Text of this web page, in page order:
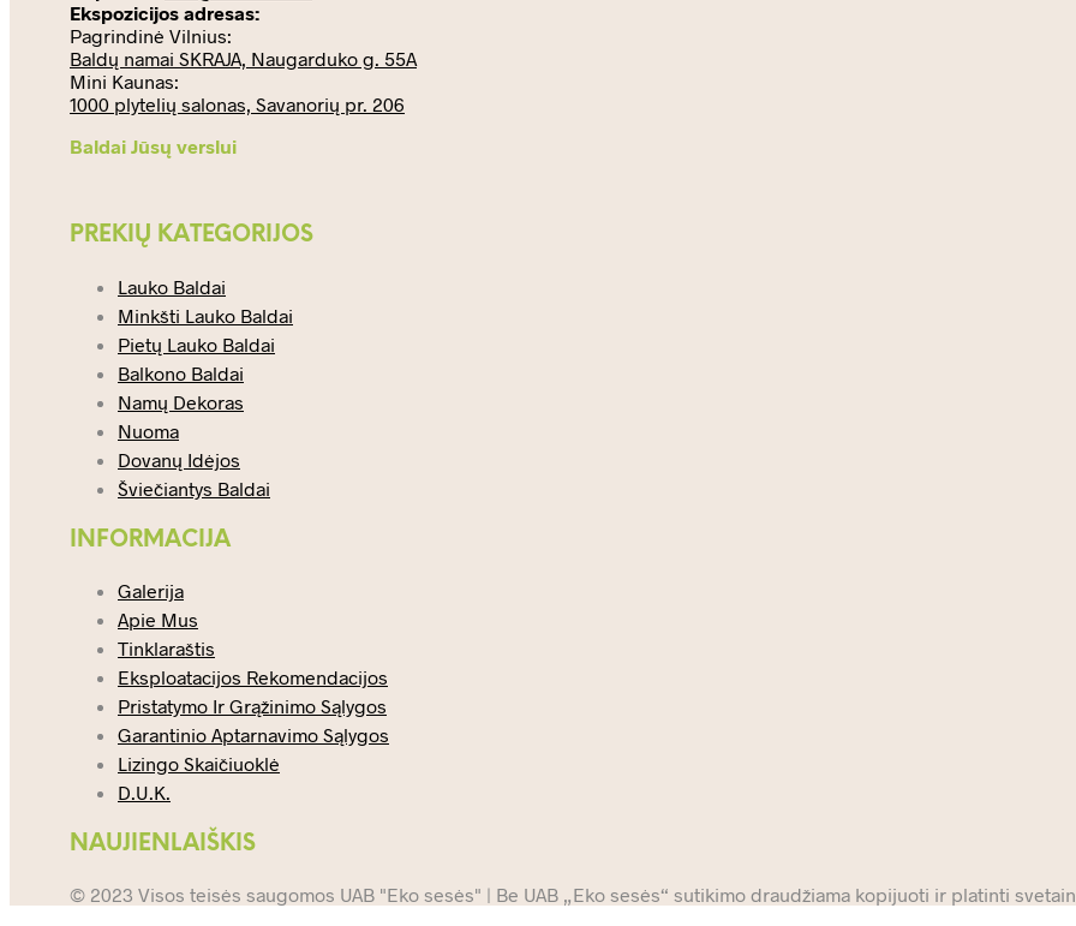
Ekspozicijos adresas:
Pagrindinė Vilnius:
Baldų namai SKRAJA, Naugarduko g. 55A
Mini Kaunas:
1000 plytelių salonas, Savanorių pr. 206
Baldai Jūsų verslui
PREKIŲ KATEGORIJOS
Lauko Baldai
Minkšti Lauko Baldai
Pietų Lauko Baldai
Balkono Baldai
Namų Dekoras
Nuoma
Dovanų Idėjos
Šviečiantys Baldai
INFORMACIJA
Galerija
Apie Mus
Tinklaraštis
Eksploatacijos Rekomendacijos
Pristatymo Ir Grąžinimo Sąlygos
Garantinio Aptarnavimo Sąlygos
Lizingo Skaičiuoklė
D.U.K.
NAUJIENLAIŠKIS
© 2023 Visos teisės saugomos UAB "Eko sesės" | Be UAB „Eko sesės“ sutikimo draudžiama kopijuoti ir platinti